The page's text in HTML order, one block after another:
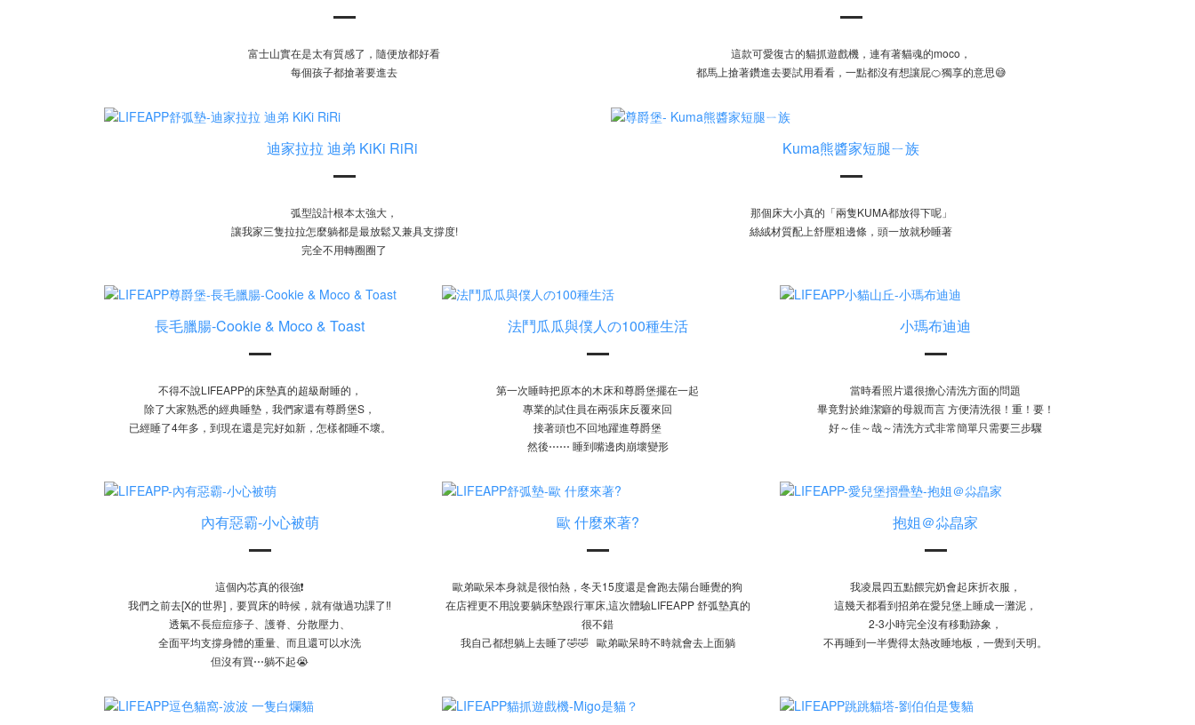
富士山實在是太有質感了，隨便放都好看
每個孩子都搶著要進去
這款可愛復古的貓抓遊戲機，連有著貓魂的moco，
都馬上搶著鑽進去要試用看看，一點都沒有想讓屁🍊獨享的意思😅
迪家拉拉 迪弟 KiKi RiRi
弧型設計根本太強大，
讓我家三隻拉拉怎麼躺都是最放鬆又兼具支撐度!
完全不用轉圈圈了
Kuma熊醬家短腿ㄧ族
那個床大小真的「兩隻KUMA都放得下呢」
絲絨材質配上舒壓粗邊條，頭一放就秒睡著
長毛臘腸-Cookie & Moco & Toast
不得不說LIFEAPP的床墊真的超級耐睡的，
除了大家熟悉的經典睡墊，我們家還有尊爵堡S，
已經睡了4年多，到現在還是完好如新，怎樣都睡不壞。
法鬥瓜瓜與僕人の100種生活
第一次睡時把原本的木床和尊爵堡擺在一起
專業的試住員在兩張床反覆來回
接著頭也不回地躍進尊爵堡
然後⋯⋯ 睡到嘴邊肉崩壞變形
小瑪布迪迪
當時看照片還很擔心清洗方面的問題
畢竟對於維潔癖的母親而言 方便清洗很！重！要！
好～佳～哉～清洗方式非常簡單只需要三步驟
內有惡霸-小心被萌
這個內芯真的很強❗️
我們之前去[X的世界]，要買床的時候，就有做過功課了‼️
透氣不長痘痘疹子、護脊、分散壓力、
全面平均支撐身體的重量、而且還可以水洗
但沒有買⋯躺不起😭
歐 什麼來著?
歐弟歐呆本身就是很怕熱，冬天15度還是會跑去陽台睡覺的狗
在店裡更不用說要躺床墊跟行軍床,這次體驗LIFEAPP 舒弧墊真的
很不錯
我自己都想躺上去睡了🤣🤣 歐弟歐呆時不時就會去上面躺
抱姐＠尛皛家
我凌晨四五點餵完奶會起床折衣服，
這幾天都看到招弟在愛兒堡上睡成一灘泥，
2-3小時完全沒有移動跡象，
不再睡到一半覺得太熱改睡地板，一覺到天明。